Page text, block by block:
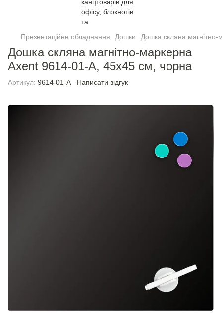
Презентаційне обладнання Дошки Дошка скляна
Дошка скляна магнітно-маркерна
Axent 9614-01-А, 45x45 см, чорна
Артикул: 9614-01-A Написати відгук